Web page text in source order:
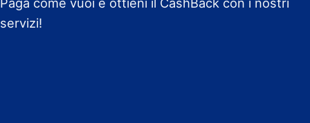
Paga come vuoi e ottieni il CashBack con i nostri
servizi!